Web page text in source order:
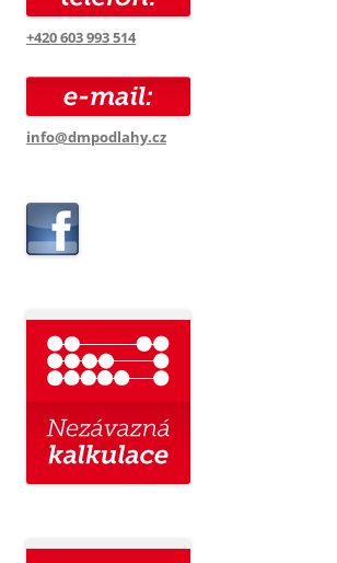
+420 603 993 514
info@dmpodlahy.cz